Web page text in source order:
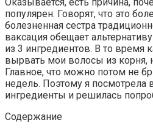
популярен. Говорят, что это
болезненная сестра
ваксация обещает
из 3 ингредиентов. В то время
вырвать мои волосы из корня,
Главное, что можно потом не
недель. Поэтому я посмотрела
ингредиенты и решилась
Содержание